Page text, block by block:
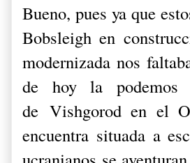
Bueno, pues ya que
Bobsleigh en
modernizada nos
de hoy la podemos
de Vishgorod en el
encuentra situada a